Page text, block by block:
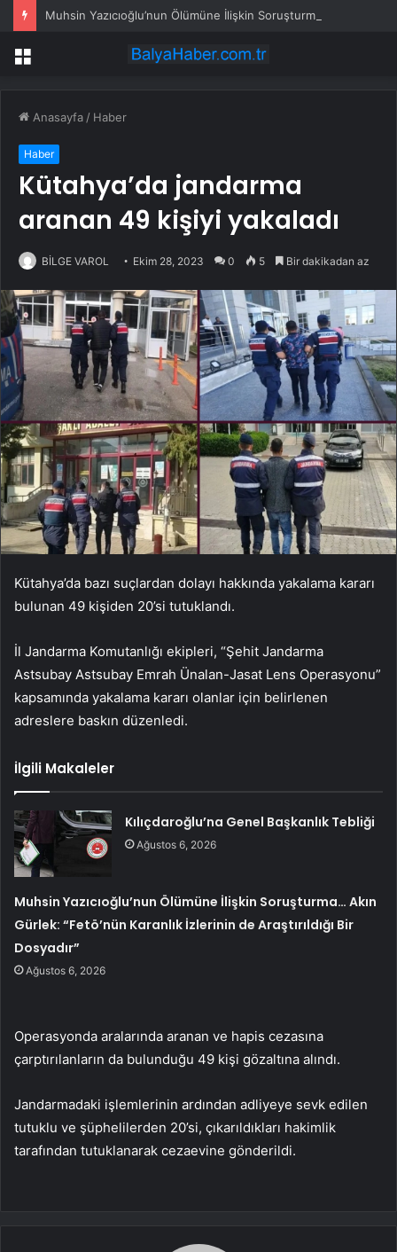
Menü
Anasayfa / Haber
Haber
Kütahya’da jandarma
aranan 49 kişiyi yakaladı
BİLGE VAROL Ekim 28, 2023 0 5 Bir dakikadan az
Kütahya’da bazı suçlardan dolayı hakkında yakalama kararı
bulunan 49 kişiden 20’si tutuklandı.
İl Jandarma Komutanlığı ekipleri, “Şehit Jandarma
Astsubay Astsubay Emrah Ünalan-Jasat Lens Operasyonu”
kapsamında yakalama kararı olanlar için belirlenen
adreslere baskın düzenledi.
İlgili Makaleler
Kılıçdaroğlu’na Genel Başkanlık Tebliği
Ağustos 6, 2026
Muhsin Yazıcıoğlu’nun Ölümüne İlişkin Soruşturma… Akın
Gürlek: “Fetö’nün Karanlık İzlerinin de Araştırıldığı Bir
Dosyadır”
Ağustos 6, 2026
Operasyonda aralarında aranan ve hapis cezasına
çarptırılanların da bulunduğu 49 kişi gözaltına alındı.
Jandarmadaki işlemlerinin ardından adliyeye sevk edilen
tutuklu ve şüphelilerden 20’si, çıkarıldıkları hakimlik
tarafından tutuklanarak cezaevine gönderildi.